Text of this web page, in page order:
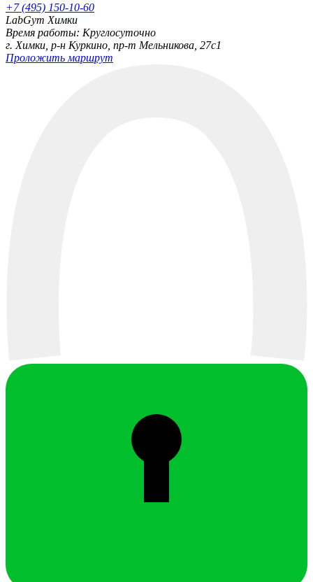
+7 (495) 150-10-60
LabGym Химки
Время работы: Круглосуточно
г. Химки, р-н Куркино, пр-т Мельникова, 27c1
Проложить маршрут